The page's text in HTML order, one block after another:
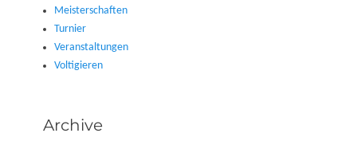
Meisterschaften
Turnier
Veranstaltungen
Voltigieren
Archive